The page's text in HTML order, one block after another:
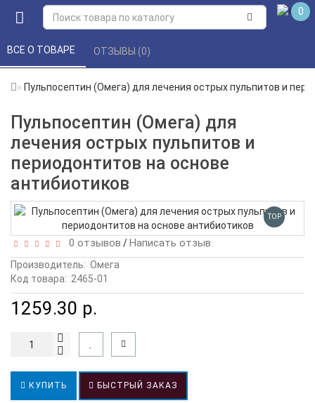
0
Пульпосептин (Омега) для лечения острых пульпитов и
Пульпосептин (Омега) для
лечения острых пульпитов и
периодонтитов на основе
антибиотиков
ВСЕ О ТОВАРЕ ОТЗЫВЫ (0)
TOP
0 отзывов /Написать отзыв
Производитель: Омега
Код товара: 2465-01
1259.30 р.
КУПИТЬ БЫСТРЫЙ ЗАКАЗ